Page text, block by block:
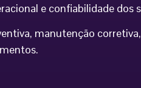
e confiabilidade dos
manutenção